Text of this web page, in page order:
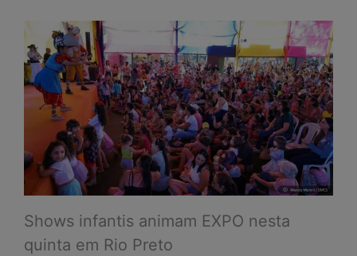
Shows infantis animam EXPO nesta
quinta em Rio Preto